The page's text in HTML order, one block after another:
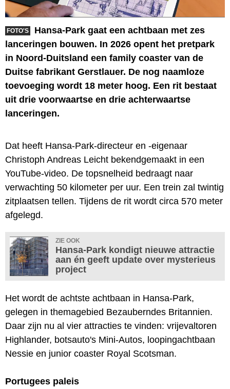
FOTO'S
Hansa-Park gaat een achtbaan met zes
lanceringen bouwen. In 2026 opent het pretpark
in Noord-Duitsland een family coaster van de
Duitse fabrikant Gerstlauer. De nog naamloze
toevoeging wordt 18 meter hoog. Een rit bestaat
uit drie voorwaartse en drie achterwaartse
lanceringen.
Dat heeft Hansa-Park-directeur en -eigenaar
Christoph Andreas Leicht bekendgemaakt in een
YouTube-video. De topsnelheid bedraagt naar
verwachting 50 kilometer per uur. Een trein zal twintig
zitplaatsen tellen. Tijdens de rit wordt circa 570 meter
afgelegd.
ZIE OOK
Hansa-Park kondigt nieuwe attractie
aan én geeft update over mysterieus
project
Het wordt de achtste achtbaan in Hansa-Park,
gelegen in themagebied Bezauberndes Britannien.
Daar zijn nu al vier attracties te vinden: vrijevaltoren
Highlander, botsauto's Mini-Autos, loopingachtbaan
Nessie en junior coaster Royal Scotsman.
Portugees paleis